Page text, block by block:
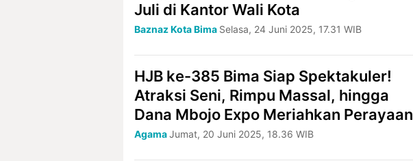
Juli di Kantor Wali Kota
Baznaz Kota Bima Selasa, 24 Juni 2025, 17.31 WIB
HJB ke-385 Bima Siap Spektakuler!
Atraksi Seni, Rimpu Massal, hingga
Dana Mbojo Expo Meriahkan Perayaan
AgamaJumat, 20 Juni 2025, 18.36 WIB